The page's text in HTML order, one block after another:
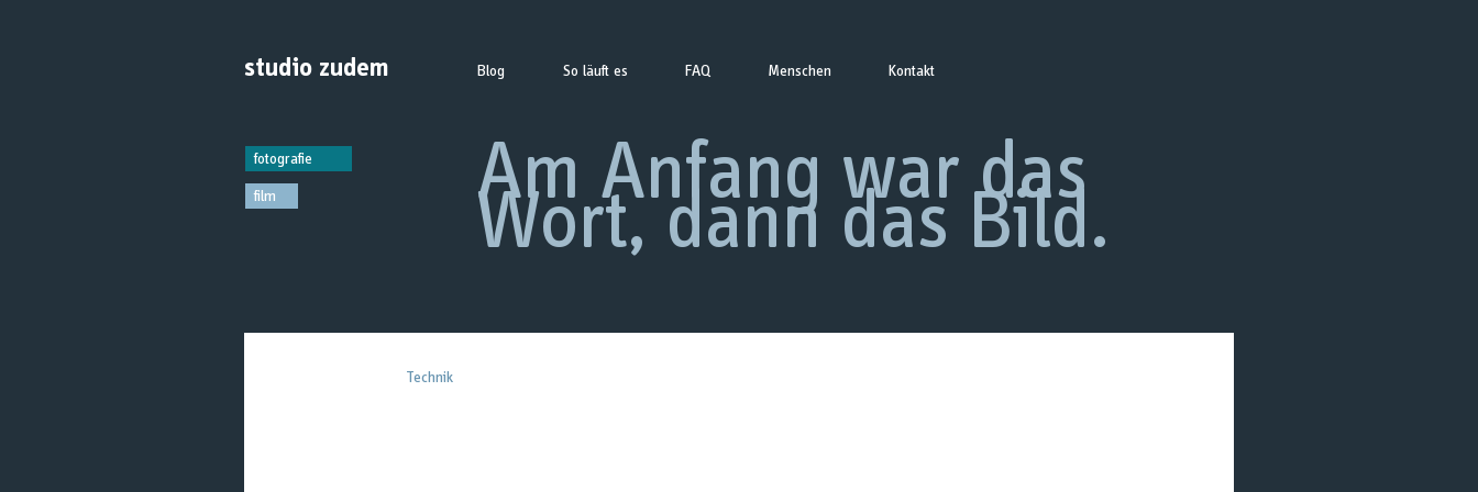
studio zudem Blog So läuft es FAQ Menschen Kontakt
fotografie
film Am Anfang war das
Wort, dann das Bild.
Technik